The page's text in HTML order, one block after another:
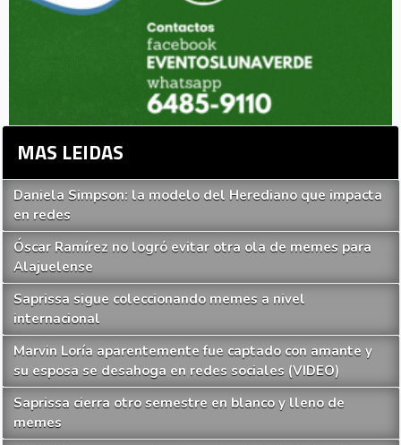
MAS LEIDAS
Daniela Simpson: la modelo del Herediano que impacta
en redes
Óscar Ramírez no logró evitar otra ola de memes para
Alajuelense
Saprissa sigue coleccionando memes a nivel
internacional
Marvin Loría aparentemente fue captado con amante y
su esposa se desahoga en redes sociales (VIDEO)
Saprissa cierra otro semestre en blanco y lleno de
memes